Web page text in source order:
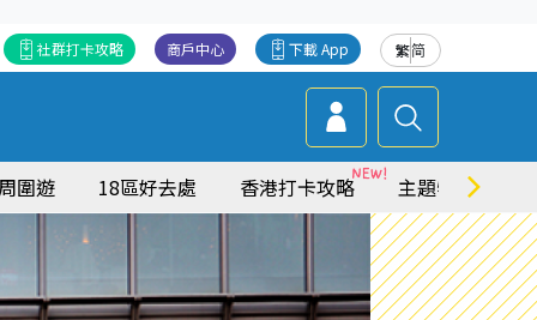
繁简
下載 App
商戶中心
社群打卡攻略
圍遊 18區好去處 香港打卡攻略 主題特集